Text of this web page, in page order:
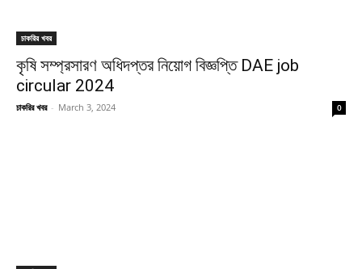
চাকরির খবর
কৃষি সম্প্রসারণ অধিদপ্তর নিয়োগ বিজ্ঞপ্তি DAE job
circular 2024
চাকরির খবর - March 3, 2024 0